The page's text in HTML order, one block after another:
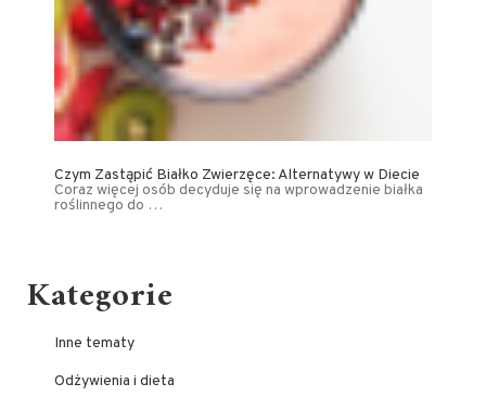
Czym Zastąpić Białko Zwierzęce: Alternatywy w Diecie
Coraz więcej osób decyduje się na wprowadzenie białka
roślinnego do …
Kategorie
Inne tematy
Odżywienia i dieta